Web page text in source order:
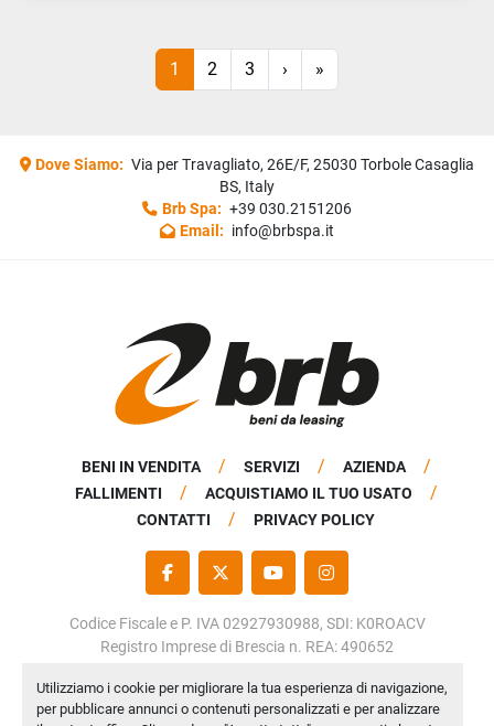
Utilizziamo i cookie per migliorare la tua esperienza di navigazione,
per pubblicare annunci o contenuti personalizzati e per analizzare
1 2 3 › »
Dove Siamo: Via per Travagliato, 26E/F, 25030 Torbole Casaglia
BS, Italy
Brb Spa: +39 030.2151206
Email: info@brbspa.it
BENI IN VENDITA SERVIZI
AZIENDA
FALLIMENTI
ACQUISTIAMO IL TUO USATO
CONTATTI
PRIVACY POLICY
FACEBOOKTWITTERYOUTUBEINSTAGRAM
Codice Fiscale e P. IVA 02927930988, SDI: K0ROACV
Registro Imprese di Brescia n. REA: 490652
Personalizza le preferenze sui Cookies